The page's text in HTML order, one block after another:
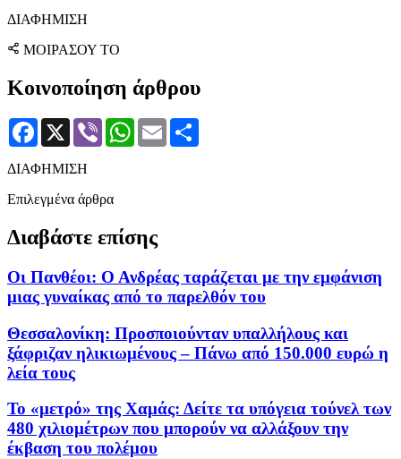
ΔΙΑΦΗΜΙΣΗ
ΜΟΙΡΑΣΟΥ ΤΟ
Κοινοποίηση άρθρου
Facebook
X Viber WhatsApp
Email
ΔΙΑΦΗΜΙΣΗ
Επιλεγμένα άρθρα
Διαβάστε επίσης
Οι Πανθέοι: Ο Ανδρέας ταράζεται με την εμφάνιση
μιας γυναίκας από το παρελθόν του
Θεσσαλονίκη: Προσποιούνταν υπαλλήλους και
ξάφριζαν ηλικιωμένους – Πάνω από 150.000 ευρώ η
λεία τους
To «μετρό» της Χαμάς: Δείτε τα υπόγεια τούνελ των
480 χιλιομέτρων που μπορούν να αλλάξουν την
έκβαση του πολέμου